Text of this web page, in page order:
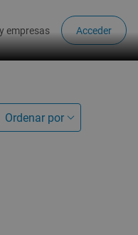
empresas Acceder
Ordenar por